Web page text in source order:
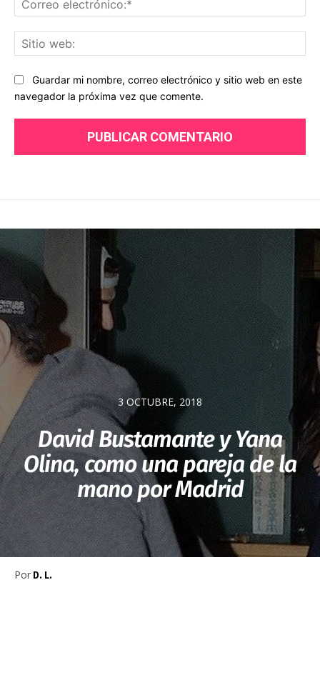
Guardar mi nombre, correo electrónico y sitio web en este
navegador la próxima vez que comente.